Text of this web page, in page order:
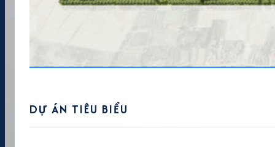
DỰ ÁN TIÊU BIỂU